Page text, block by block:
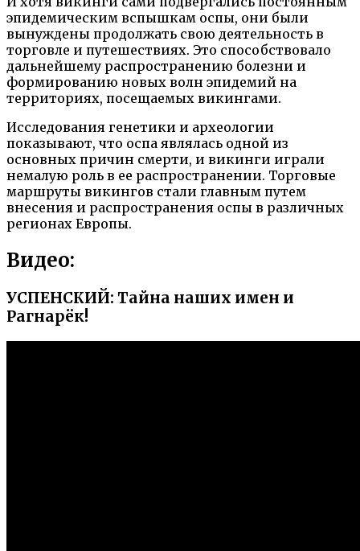
эпидемическим вспышкам оспы, они были
вынуждены продолжать свою деятельность в
торговле и путешествиях. Это способствовало
дальнейшему распространению болезни и
формированию новых волн эпидемий на
территориях, посещаемых викингами.
Исследования генетики и археологии
показывают, что оспа являлась одной из
основных причин смерти, и викинги играли
немалую роль в ее распространении. Торговые
маршруты викингов стали главным путем
внесения и распространения оспы в различных
регионах Европы.
Видео:
УСПЕНСКИЙ: Тайна наших имен и
Рагнарёк!